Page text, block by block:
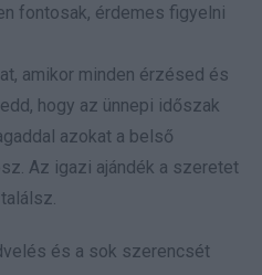
fontosak, érdemes figyelni
amikor minden érzésed és
hogy az ünnepi időszak
azokat a belső
Az igazi ajándék a szeretet
és a sok szerencsét